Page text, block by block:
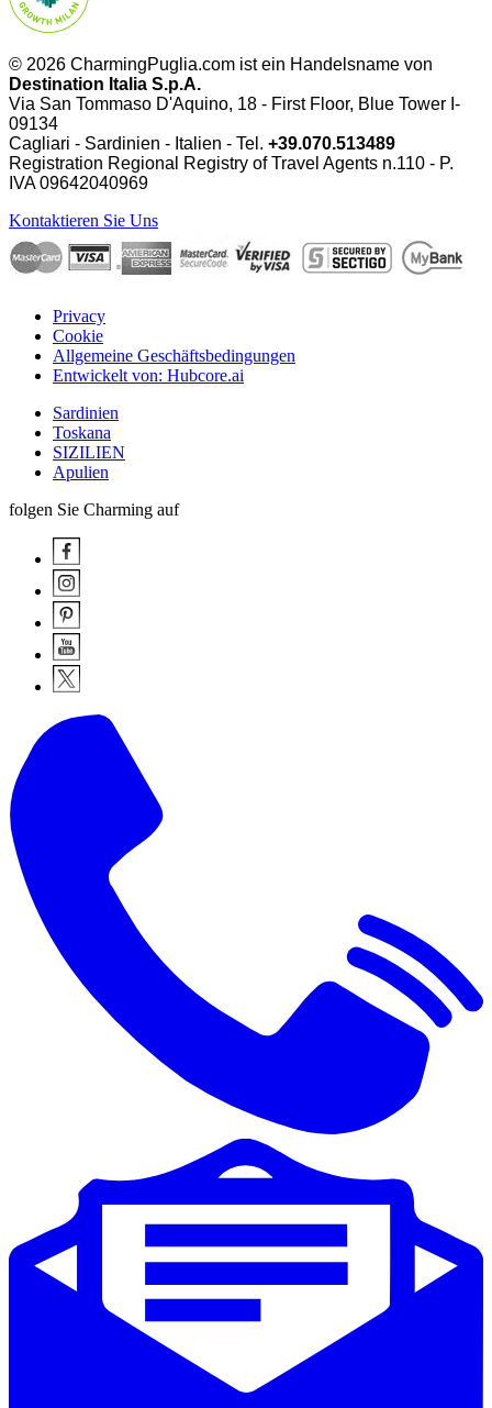
© 2026 CharmingPuglia.com ist ein Handelsname von
Destination Italia S.p.A.
Via San Tommaso D'Aquino, 18 - First Floor, Blue Tower I-
09134
Cagliari - Sardinien - Italien - Tel. +39.070.513489
Registration Regional Registry of Travel Agents n.110 - P.
IVA09642040969
Kontaktieren Sie Uns
Privacy
Cookie
Allgemeine Geschäftsbedingungen
Entwickelt von: Hubcore.ai
Sardinien
Toskana
SIZILIEN
Apulien
folgen Sie Charming auf